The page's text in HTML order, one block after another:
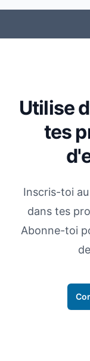
Utilise
tes
Inscris-toi
dans tes
Abonne-toi